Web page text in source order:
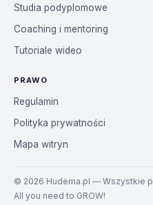
Studia podyplomowe
Coaching i mentoring
Tutoriale wideo
PRAWO
Regulamin
Polityka prywatności
Mapa witryn
© 2026 Hudema.pl — Wszystkie
All you need to GROW!